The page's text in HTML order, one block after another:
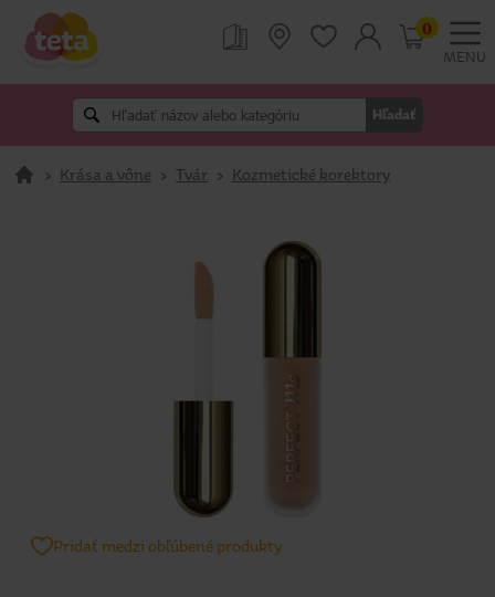
MENU
Hľadať
0
> Krása a vône > Tvár > Kozmetické korektory
Pridať medzi obľúbené produkty